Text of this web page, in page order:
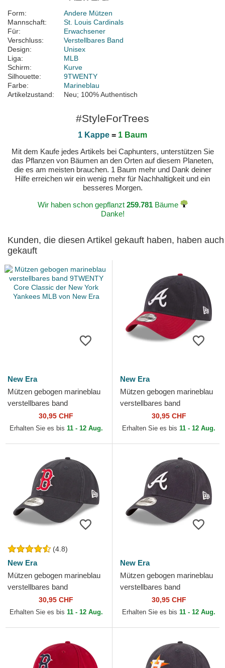
Form:
Andere Mützen
Mannschaft:
St. Louis Cardinals
Für:
Erwachsener
Verschluss:
Verstellbares Band
Design:
Unisex
Liga:
MLB
Schirm:
Kurve
Silhouette:
9TWENTY
Farbe:
Marineblau
Artikelzustand:
Neu; 100% Authentisch
#StyleForTrees
1 Kappe = 1 Baum
Mit dem Kaufe jedes Artikels bei Caphunters, unterstützen Sie
das Pflanzen von Bäumen an den Orten auf diesem Planeten,
die es am meisten brauchen. 1 Baum mehr und Dank deiner
Hilfe erreichen wir ein wenig mehr für Nachhaltigkeit und ein
besseres Morgen.
Wir haben schon gepflanzt 259.781Bäume
Danke!
Kunden, die diesen Artikel gekauft haben, haben auch
gekauft
New Era
Mützen gebogen marineblau
verstellbares band
9TWENTY Core Classic der
New York Yankees MLB
30,95 CHF
Erhalten Sie es bis 11 - 12 Aug.
New Era
Mützen gebogen marineblau
verstellbares band
9TWENTY Core Classic der
Atlanta Braves MLB von New
30,95 CHF
Erhalten Sie es bis 11 - 12 Aug.
(4.8)
New Era
Mützen gebogen marineblau
verstellbares band
9TWENTY Core Classic der
Boston Red Sox MLB von
30,95 CHF
Erhalten Sie es bis 11 - 12 Aug.
New Era
Mützen gebogen marineblau
verstellbares band
9TWENTY Core Classic der
Atlanta Braves MLB von New
30,95 CHF
Erhalten Sie es bis 11 - 12 Aug.